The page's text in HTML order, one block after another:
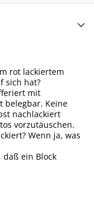
rot lackiertem
sich hat?
mit
belegbar. Keine
nachlackiert
vorzutäuschen.
Wenn ja, was
daß ein Block